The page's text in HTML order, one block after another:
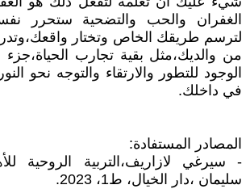
الغفران والحب والتضحية ستحرر
لترسم طريقك الخاص وتختار
من والديك،مثل بقية تجارب
الوجود للتطور والارتقاء والتوجه نحو
في داخلك.
المصادر المستفادة:
- سيرغي لازاريف،التربية الروحية
سليمان ،دار الخيال، ط1، 2023.